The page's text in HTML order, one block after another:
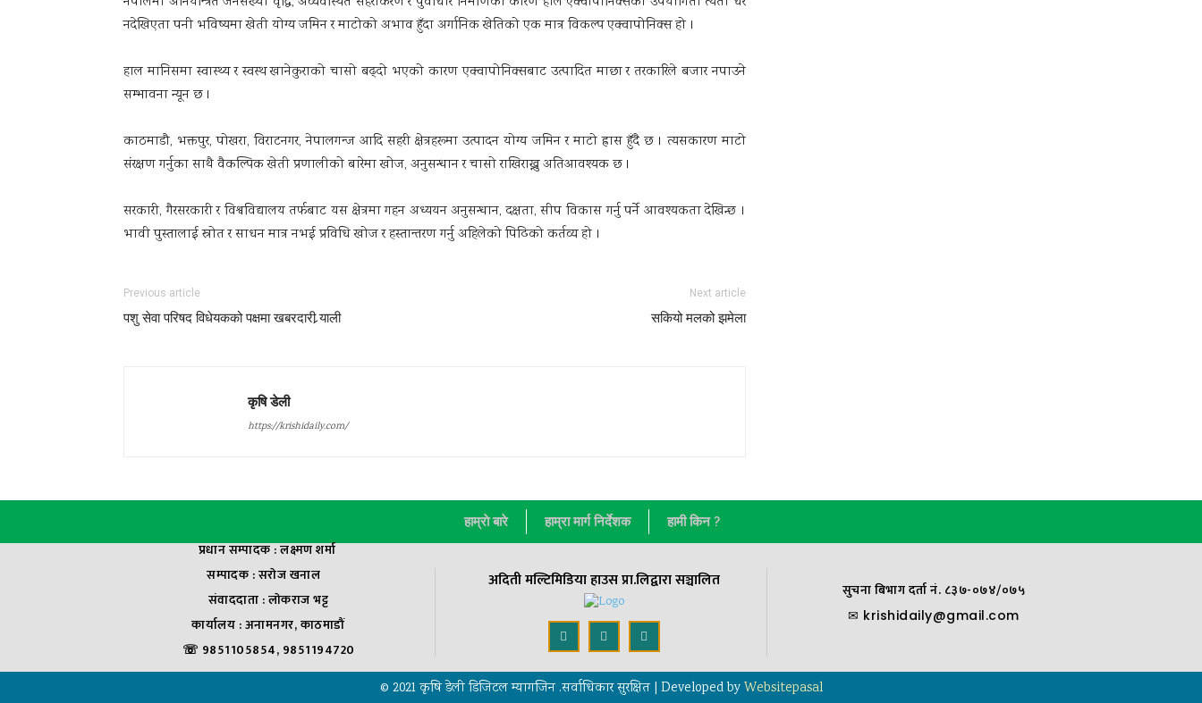
नदेखिएता पनी भविष्यमा खेती योग्य जमिन र माटोको अभाव हुँदा अर्गानिक खेतिको एक मात्र विकल्प एक्वापोनिक्स हो ।
हाल मानिसमा स्वास्थ्य र स्वस्थ खानेकुराको चासो बढ्दो भएको कारण एक्वापोनिक्सबाट उत्पादित माछा र तरकारिले बजार नपाउने
सम्भावना न्यून छ ।
काठमाडौ, भक्तपुर, पोखरा, विराटनगर, नेपालगन्ज आदि सहरी क्षेत्रहरूमा उत्पादन योग्य जमिन र माटो ह्रास हुँदै छ । त्यसकारण माटो
संरक्षण गर्नुका साथै वैकल्पिक खेती प्रणालीको बारेमा खोज, अनुसन्धान र चासो राखिराख्नु अतिआवश्यक छ ।
सरकारी, गैरसरकारी र विश्वविद्यालय तर्फबाट यस क्षेत्रमा गहन अध्ययन अनुसन्धान, दक्षता, सीप विकास गर्नु पर्ने आवश्यकता देखिन्छ ।
भावी पुस्तालाई स्रोत र साधन मात्र नभई प्रविधि खोज र हस्तान्तरण गर्नु अहिलेको पिढिको कर्तव्य हो ।
Previous article
पशु सेवा परिषद विधेयकको पक्षमा खबरदारी र्‍याली
Next article
सकियो मलको झमेला
कृषि डेली
https://krishidaily.com/
हाम्राे बारे हाम्रा मार्ग निर्देशक हामी किन ?
प्रधान सम्पादक : लक्ष्मण शर्मा
सम्पादक : सराेज खनाल
संवाददाता : लाेकराज भट्ट
कार्यालय : अनामनगर, काठमाडौं
☏ 9851105854, 9851194720
अदिती मल्टिमिडिया हाउस प्रा.लिद्वारा सञ्चालित सुचना बिभाग दर्ता नं. ८३७-०७४/०७५
✉ krishidaily@gmail.com
© 2021 कृषि डेली डिजिटल म्यागजिन .सर्वाधिकार सुरक्षित | Developed byWebsitepasal